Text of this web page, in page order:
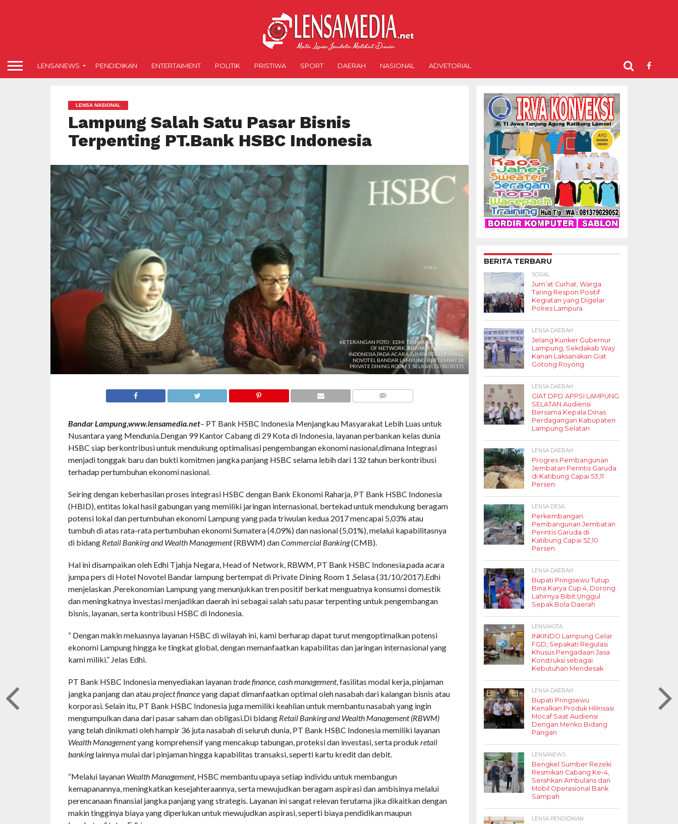
LENSANEWS PENDIDIKAN ENTERTAIMENT POLITIK PRISTIWA SPORT DAERAH NASIONAL ADVETORIAL
LENSA NASIONAL
Lampung Salah Satu Pasar Bisnis
Terpenting PT.Bank HSBC Indonesia
KETERANGAN FOTO : EDHI TJAHJA NEGARA, HEAD
OF NETWORK, RBWM, PT BANK HSBC
INDONESIA,PADA ACARA JUMPA PERS DI HOTEL
NOVOTEL BANDAR LAMPUNG BERTEMPAT DI
PRIVATE DINING ROOM 1 ,SELASA (31/10/2017)
Bandar Lampung,www.lensamedia.net–PT Bank HSBC Indonesia Menjangkau Masyarakat Lebih Luas untuk
Nusantara yang Mendunia.Dengan 99 Kantor Cabang di 29 Kota di Indonesia, layanan perbankan kelas dunia
HSBC siap berkontribusi untuk mendukung optimalisasi pengembangan ekonomi nasional,dimana Integrasi
menjadi tonggak baru dan bukti komitmen jangka panjang HSBC selama lebih dari 132 tahun berkontribusi
terhadap pertumbuhan ekonomi nasional.
Seiring dengan keberhasilan proses integrasi HSBC dengan Bank Ekonomi Raharja, PT Bank HSBC Indonesia
(HBID), entitas lokal hasil gabungan yang memiliki jaringan internasional, bertekad untuk mendukung beragam
potensi lokal dan pertumbuhan ekonomi Lampung yang pada triwulan kedua 2017 mencapai 5,03% atau
tumbuh di atas rata-rata pertumbuhan ekonomi Sumatera (4,09%) dan nasional (5,01%), melalui kapabilitasnya
di bidang Retail Banking and Wealth Management(RBWM) danCommercial Banking(CMB).
Hal ini disampaikan oleh Edhi Tjahja Negara, Head of Network, RBWM, PT Bank HSBC Indonesia,pada acara
jumpa pers di Hotel Novotel Bandar lampung bertempat di Private Dining Room 1 ,Selasa (31/10/2017).Edhi
menjelaskan ,Perekonomian Lampung yang menunjukkan tren positif berkat menguatnya konsumsi domestik
dan meningkatnya investasi menjadikan daerah ini sebagai salah satu pasar terpenting untuk pengembangan
bisnis, layanan, serta kontribusi HSBC di Indonesia.
“ Dengan makin meluasnya layanan HSBC di wilayah ini, kami berharap dapat turut mengoptimalkan potensi
ekonomi Lampung hingga ke tingkat global, dengan memanfaatkan kapabilitas dan jaringan internasional yang
kami miliki.” Jelas Edhi.
PT Bank HSBC Indonesia menyediakan layanantrade finance, cash management, fasilitas modal kerja, pinjaman
jangka panjang dan atauproject financeyang dapat dimanfaatkan optimal oleh nasabah dari kalangan bisnis atau
korporasi. Selain itu, PT Bank HSBC Indonesia juga memiliki keahlian untuk membantu nasabah yang ingin
mengumpulkan dana dari pasar saham dan obligasi.Di bidang Retail Banking and Wealth Management (RBWM)
yang telah dinikmati oleh hampir 36 juta nasabah di seluruh dunia, PT Bank HSBC Indonesia memiliki layanan
Wealth Managementyang komprehensif yang mencakup tabungan, proteksi dan investasi, serta produk retail
bankinglainnya mulai dari pinjaman hingga kapabilitas transaksi, seperti kartu kredit dan debit.
“Melalui layanan Wealth Management, HSBC membantu upaya setiap individu untuk membangun
kemapanannya, meningkatkan kesejahteraannya, serta mewujudkan beragam aspirasi dan ambisinya melalui
perencanaan finansial jangka panjang yang strategis. Layanan ini sangat relevan terutama jika dikaitkan dengan
makin tingginya biaya yang diperlukan untuk mewujudkan aspirasi, seperti biaya pendidikan maupun
BERITA TERBARU
SOSIAL
Jum’at Curhat, Warga
Taring Respon Positif
Kegiatan yang Digelar
Polres Lampura
LENSA DAERAH
Jelang Kunker Gubernur
Lampung, Sekdakab Way
Kanan Laksanakan Giat
Gotong Royong
LENSA DAERAH
GIAT DPD APPSI LAMPUNG
SELATAN Audiensi
Bersama Kepala Dinas
Perdagangan Kabupaten
Lampung Selatan
LENSA DAERAH
Progres Pembangunan
Jembatan Perintis Garuda
di Katibung Capai 53,11
Persen
LENSA DESA
Perkembangan
Pembangunan Jembatan
Perintis Garuda di
Katibung Capai 52,10
Persen
LENSA DAERAH
Bupati Pringsewu Tutup
Bina Karya Cup 4, Dorong
Lahirnya Bibit Unggul
Sepak Bola Daerah
LENSAKOTA
INKINDO Lampung Gelar
FGD, Sepakati Regulasi
Khusus Pengadaan Jasa
Konstruksi sebagai
Kebutuhan Mendesak
LENSA DAERAH
Bupati Pringsewu
Kenalkan Produk Hilirisasi
Mocaf Saat Audiensi
Dengan Menko Bidang
Pangan
LENSANEWS
Bengkel Sumber Rezeki
Resmikan Cabang Ke-4,
Serahkan Ambulans dan
Mobil Operasional Bank
Sampah
LENSA PENDIDIKAN